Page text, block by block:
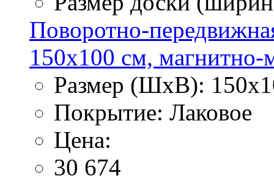
Поворотно-
150х100 см, магнитно-
Размер (ШхВ):
Покрытие: Лаковое
Цена:
30 674